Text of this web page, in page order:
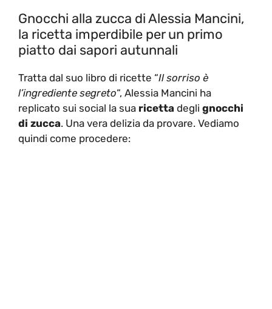
Gnocchi alla zucca di Alessia Mancini,
la ricetta imperdibile per un primo
piatto dai sapori autunnali
Tratta dal suo libro di ricette “Il sorriso è
l’ingrediente segreto“, Alessia Mancini ha
replicato sui social la sua ricetta degli gnocchi
di zucca. Una vera delizia da provare. Vediamo
quindi come procedere: